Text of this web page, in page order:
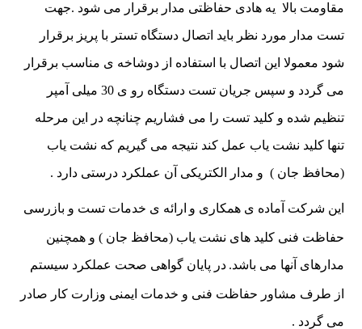
مقاومت بالا یه هادی حفاظتی مدار برقرار می شود .جهت
تست مدار مورد نظر باید اتصال دستگاه تستر با پریز برقرار
شود معمولا این اتصال با استفاده از دوشاخه ی مناسب برقرار
می گردد و سپس جریان تست دستگاه رو ی 30 میلی آمپر
تنظیم شده و کلید تست را می فشاریم چنانچه در این مرحله
تنها کلید نشت یاب عمل کند نتیجه می گیریم که نشت یاب
(محافظ جان ) و مدار الکتریکی آن عملکرد درستی دارد .
این شرکت آماده ی همکاری و ارائه ی خدمات تست و بازرسی
حفاظت فنی کلید های نشت یاب (محافظ جان ) و همچنین
مدارهای آنها می باشد. در پایان گواهی صحت عملکرد سیستم
از طرف مشاور حفاظت فنی و خدمات ایمنی وزارت کار صادر
می گردد .